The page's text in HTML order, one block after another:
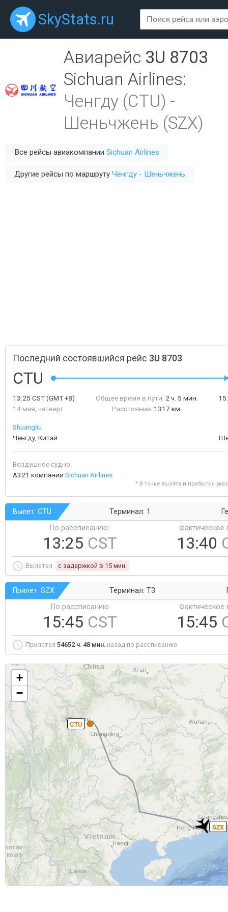
SkyStats.ru
Авиарейс 3U 8703
Sichuan Airlines:
Ченгду (CTU) -
Шеньчжень (SZX)
Все рейсы авиакомпании Sichuan Airlines
Другие рейсы по маршруту Ченгду - Шеньчжень
Последний состоявшийся рейс 3U 8703
CTU
13:25 CST(GMT +8)
14 мая, четверг
Общее время в пути: 2 ч. 5 мин.
Расстояние: 1317 км.
Shuangliu
Ченгду, Китай
Воздушное судно:
A321 компании Sichuan Airlines
* В точке вылета и прибытия
Вылет: CTU Терминал: 1
По рассписанию:
13:25 CST
Фактическое
13:40
Вылетел c задержкой в 15 мин.
Прилет: SZX Терминал: T3
По рассписанию
15:45 CST
Фактическое
15:45
Прилетел 54652 ч. 48 мин. назад по рассписанию
CTU
SZX
+
−